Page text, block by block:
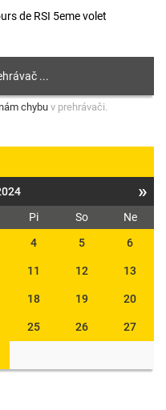
de RSI 5eme volet
chybuv prehrávači.
»
Pi So
Ne
4 5 6
11 12 13
18 19 20
25 26 27